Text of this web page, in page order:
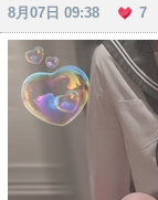
8月07日 09:38 7